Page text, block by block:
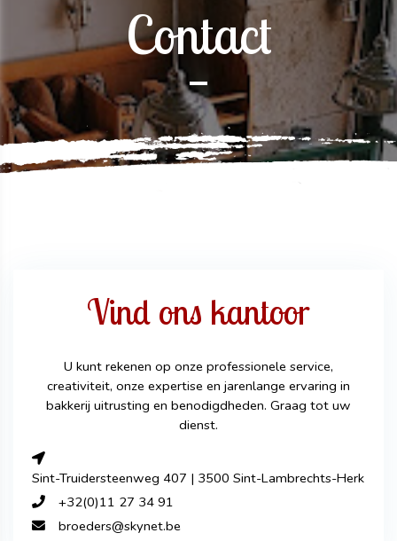
Contact
Vind ons kantoor
U kunt rekenen op onze professionele service,
creativiteit, onze expertise en jarenlange ervaring in
bakkerij uitrusting en benodigdheden. Graag tot uw
dienst.
Sint-Truidersteenweg 407 | 3500 Sint-Lambrechts-Herk
+32(0)11 27 34 91
broeders@skynet.be